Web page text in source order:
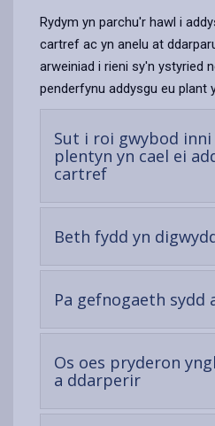
Rydym yn parchu'r hawl i
cartref ac yn anelu at
arweiniad i rieni sy'n ystyried
penderfynu addysgu eu plant
Sut i roi gwybod
plentyn yn cael ei
cartref-
content
Beth fydd yn
Pa gefnogaeth sydd
Os oes pryderon
a ddarperir-
content